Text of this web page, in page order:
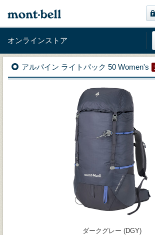
オンラインストア
アルパイン ライトパック 50 Women's
ダークグレー (DGY)